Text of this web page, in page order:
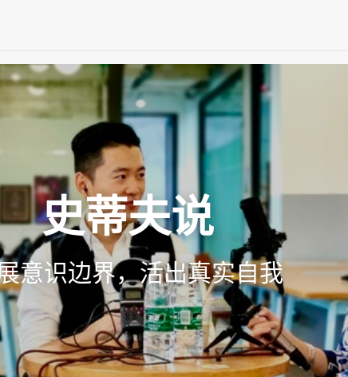
史蒂夫说
意识边界，活出真实自我